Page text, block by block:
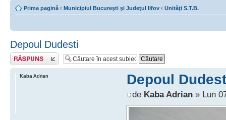
Prima pagină ‹ Municipiul Bucureşti şi Judeţul Ilfov ‹ Unităţi S.T.B.
Depoul Dudesti
Răspunde
Depoul
de Kaba Adrian» Lun
Kaba Adrian